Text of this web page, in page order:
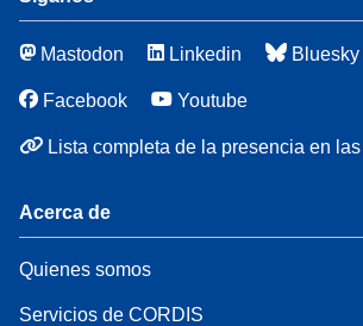
Mastodon Linkedin Bluesky
Facebook Youtube
Lista completa de la presencia en
Acerca de
Quienes somos
Servicios de CORDIS